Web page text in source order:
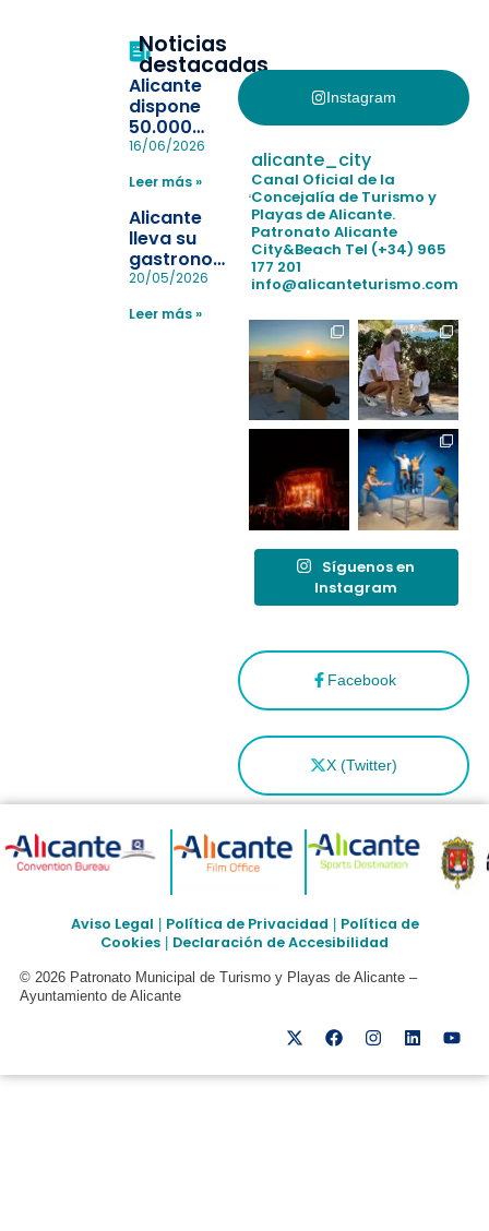
Noticias
destacadas
Alicante
dispone
50.000
pulseras
la
pérdida de niños
en las
playas y
realiza con
éxito un
simulacro de socorrismo
16/06/2026
Leer más »
Alicante
lleva su
gastronomía
a Madrid
reforzar el
20/05/2026
Leer más »
Instagram
Facebook
X (Twitter)
alicante_city
Canal Oficial de la
Concejalía de Turismo y
Playas de Alicante.
Patronato Alicante
City&Beach Tel (+34) 965
177 201
info@alicanteturismo.com
Síguenos en
Instagram
Aviso Legal Política de Privacidad
Política de
Cookies
Declaración de Accesibilidad
© 2026 Patronato Municipal de Turismo y Playas de Alicante –
Ayuntamiento de Alicante